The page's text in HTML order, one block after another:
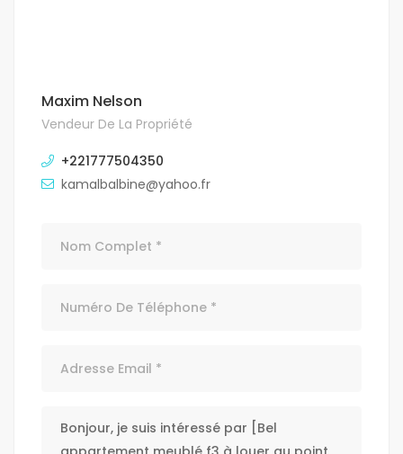
Maxim Nelson
Vendeur De La Propriété
+221777504350
kamalbalbine@yahoo.fr